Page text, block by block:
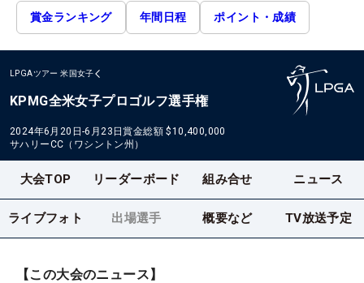
賞金ランキング 年間日程 ポイント・成績
LPGAツアー 米国女子
KPMG全米女子プロゴルフ選手権
2024年6月20日-6月23日賞金総額 $10,400,000
サハリーCC（ワシントン州）
大会TOP リーダーボード 組み合せ ニュース
ライブフォト 出場選手 概要など TV放送予定
【この大会のニュース】